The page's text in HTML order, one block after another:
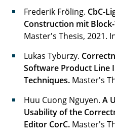
Frederik Fröling. CbC-
Construction mit
Master's Thesis, 2021.
Lukas Tyburzy.
Software Product Line
Techniques. Master's
Huu Cuong Nguyen. A
Usability of the
Editor CorC. Master's